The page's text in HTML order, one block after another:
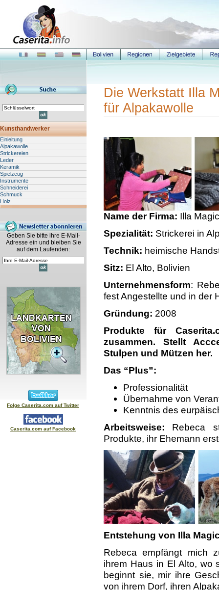
Kunsthandwerker
Einleitung
Alpakawolle
Strickereien
Leder
Keramik
Spielzeug
Instrumente
Schneiderei
Schmuck
Holz
Geben Sie bitte ihre E-Mail-
Adresse ein und bleiben Sie
auf dem Laufenden:
Folge Caserita.com auf Twitter
Caserita.com auf Facebook
Die Werkstatt Illa
für Alpakawolle
Name der Firma: Illa Magic
Spezialität: Strickerei in
Technik: heimische
Sitz: El Alto, Bolivien
Unternehmensform:
fest Angestellte und in der
Gründung: 2008
Produkte für
zusammen. Stellt
Stulpen und Mützen her.
Das “Plus”:
Professionalität
Übernahme von
Kenntnis des
Arbeitsweise: Rebeca
Produkte, ihr Ehemann
Entstehung von Illa
Rebeca empfängt mich
ihrem Haus in El Alto, wo
beginnt sie, mir ihre
von ihrem Dorf, ihren